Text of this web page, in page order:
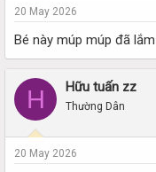
20 May 2026
Bé này múp múp đã lắm
H Hữu tuấn zz
Thường Dân
20 May 2026